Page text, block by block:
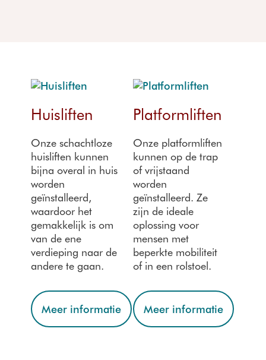
Huisliften
Onze schachtloze
huisliften kunnen
bijna overal in huis
worden
geïnstalleerd,
waardoor het
gemakkelijk is om
van de ene
verdieping naar de
andere te gaan.
Meer informatie
Platformliften
Onze platformliften
kunnen op de trap
of vrijstaand
worden
geïnstalleerd. Ze
zijn de ideale
oplossing voor
mensen met
beperkte mobiliteit
of in een rolstoel.
Meer informatie